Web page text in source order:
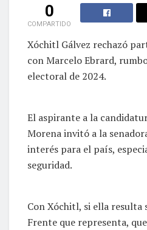
0
COMPARTIDO
Xóchitl Gálvez rechazó
con Marcelo Ebrard,
electoral de 2024.
El aspirante a la
Morena invitó a la
interés para el país,
seguridad.
Con Xóchitl, si ella resulta
Frente que representa,